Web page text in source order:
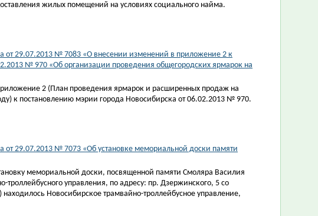
жилых помещений на условиях социального найма.
от 29.07.2013 № 7083 «О внесении изменений в приложение 2 к
№ 970 «Об организации проведения общегородских ярмарок на
2 (План проведения ярмарок и расширенных продаж на
к постановлению мэрии города Новосибирска от 06.02.2013 № 970.
от 29.07.2013 № 7073 «Об установке мемориальной доски памяти
мемориальной доски, посвященной памяти Смоляра Василия
управления, по адресу: пр. Дзержинского, 5 со
Новосибирское трамвайно-троллейбусное управление,